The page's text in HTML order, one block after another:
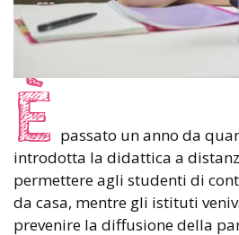
È passato un anno da
introdotta la didattica a
permettere agli studenti di
da casa, mentre gli istituti
prevenire la diffusione della